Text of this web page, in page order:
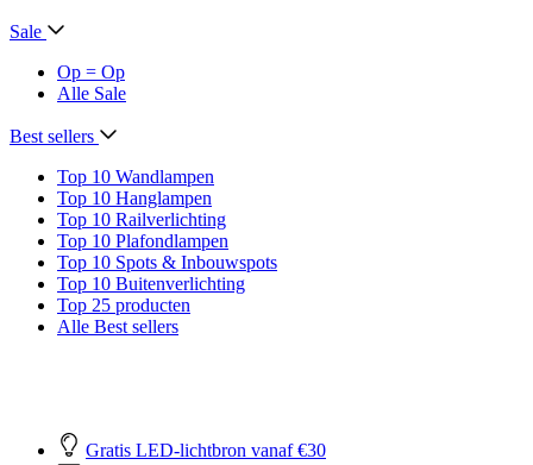
Sale
Op = Op
Alle Sale
Best sellers
Top 10 Wandlampen
Top 10 Hanglampen
Top 10 Railverlichting
Top 10 Plafondlampen
Top 10 Spots & Inbouwspots
Top 10 Buitenverlichting
Top 25 producten
Alle Best sellers
Gratis LED-lichtbron vanaf €30